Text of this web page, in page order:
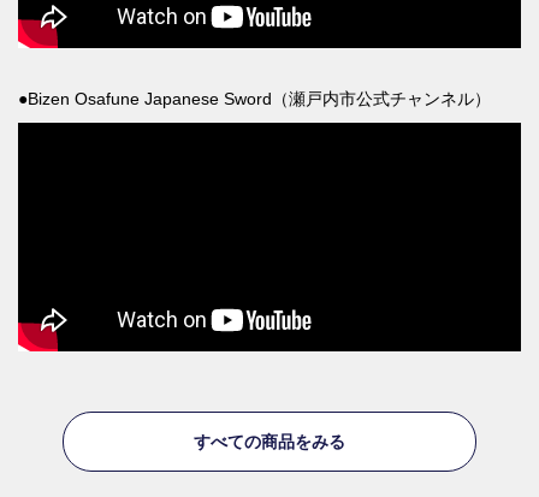
●Bizen Osafune Japanese Sword（瀬戸内市公式チャンネル）
すべての商品をみる